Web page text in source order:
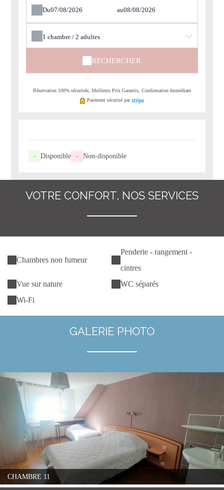
Du au
1chambre /2adultes
RECHERCHER
Réservation 100% sécurisée, Meilleurs Prix Garantis, Confirmation Immédiate
Paiement sécurisé par
- Disponible - Non-disponible
VOTRE CONFORT, NOS SERVICES
Chambres non fumeur
Penderie - rangement -
cintres
Vue sur nature
WC séparés
Wi-Fi
GALERIE PHOTO
CHAMBRE 11